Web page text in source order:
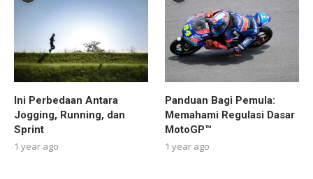
Ini Perbedaan Antara
Jogging, Running, dan
Sprint
1 year ago
Panduan Bagi Pemula:
Memahami Regulasi Dasar
MotoGP™
1 year ago